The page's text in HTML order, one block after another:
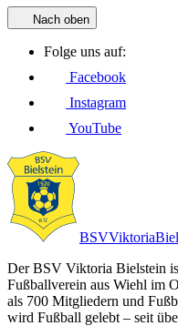
Nach oben
Folge uns auf:
Facebook
Instagram
YouTube
BSVViktoria
Der BSV Viktoria Bielstein
Fußballverein aus Wiehl im
als 700 Mitgliedern und
wird Fußball gelebt – seit